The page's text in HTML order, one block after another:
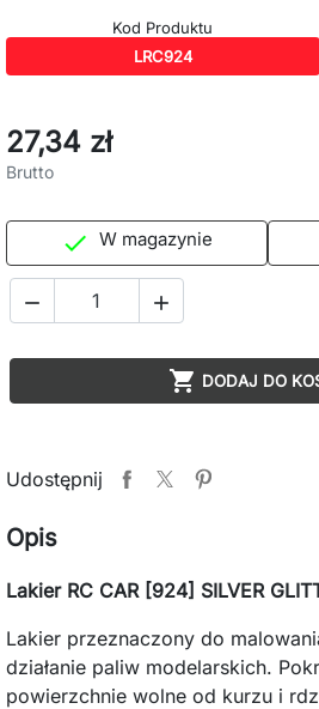
Kod Produktu
LRC924
27,34 zł
Brutto
 W magazynie
 
 DODAJ DO
Udostępnij
Opis
Lakier RC CAR [924] SILVER
Lakier przeznaczony do
działanie paliw modelarskich.
powierzchnie wolne od kurzu i